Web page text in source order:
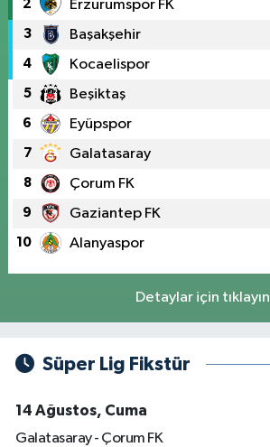
2 Erzurumspor FK
3 Başakşehir
4 Kocaelispor
5 Beşiktaş
6 Eyüpspor
7 Galatasaray
8 Çorum FK
9 Gaziantep FK
10 Alanyaspor
Detaylar için tıklayın
Süper Lig Fikstür
14 Ağustos, Cuma
Galatasaray - Çorum FK